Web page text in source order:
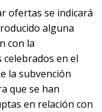
ofertas se indicará
alguna
con la
en el
la subvención
que se han
en relación con